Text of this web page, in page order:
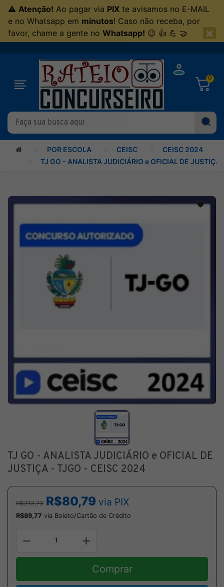
⚠ Atenção! Ao pagar via PIX te avisamos no E-MAIL
e no Whatsapp em minutos! Caso não receba, por
favor, chame a gente no Whatsapp! 😉 👍 💪 🤝 ×
0
POR ESCOLA CEISC
CEISC 2024
TJ GO - ANALISTA JUDICIÁRIO e OFICIAL DE
TJ GO - ANALISTA JUDICIÁRIO e OFICIAL DE
JUSTIÇA - TJGO - CEISC 2024
R$213,73 R$80,79 via PIX
R$89,77 via Boleto/Cartão de Crédito
Comprar